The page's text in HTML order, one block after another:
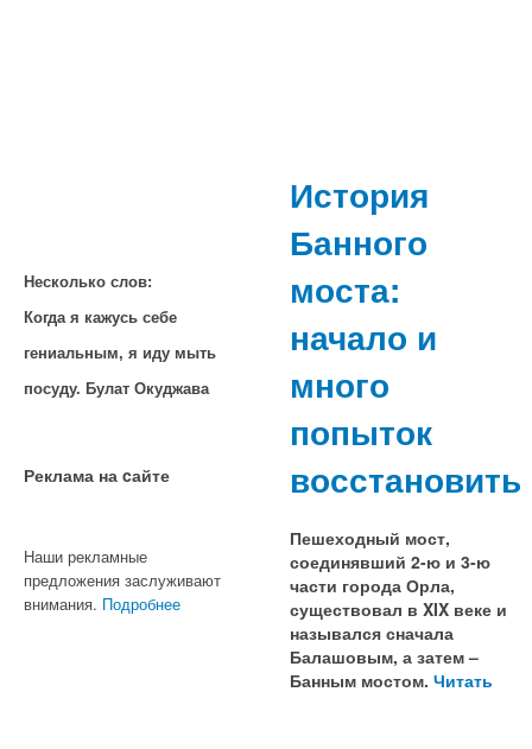
Несколько слов:
Когда я кажусь себе
гениальным, я иду мыть
посуду. Булат Окуджава
Реклама на cайте
Наши рекламные
предложения заслуживают
внимания. Подробнее
История
Банного
моста:
начало и
много
попыток
восстановить
Пешеходный мост,
соединявший 2-ю и 3-ю
части города Орла,
существовал в XIX веке и
назывался сначала
Балашовым, а затем –
Банным мостом. Читать